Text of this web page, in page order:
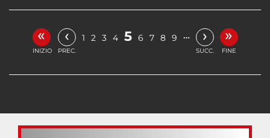
«
INIZIO
‹
PREC.
1 2 3 4 5 6 7 8 9 … ›
SUCC.
»
FINE